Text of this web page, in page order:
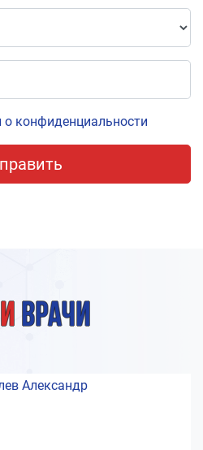
о конфиденциальности
врачи